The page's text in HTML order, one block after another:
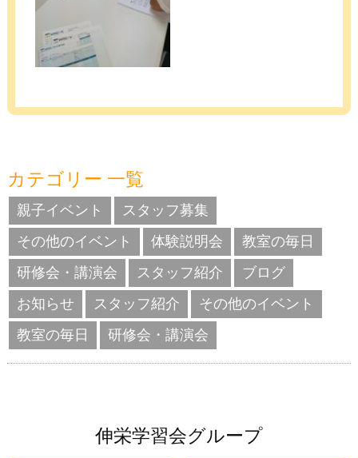
カテゴリー 一覧
親子イベント
スタッフ募集
その他のイベント
体験説明会
教室の毎日
研修会・講演会
スタッフ紹介
ブログ
お知らせ
スタッフ紹介
その他のイベント
教室の毎日
研修会・講演会
伸栄学習会グループ